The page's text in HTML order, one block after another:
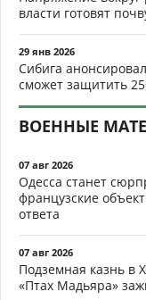
власти готовят
29 янв 2026
Сибига
сможет защитить
ВОЕННЫЕ
07 авг 2026
Одесса станет
французские
ответа
07 авг 2026
Подземная казнь в
«Птах Мадьяра»